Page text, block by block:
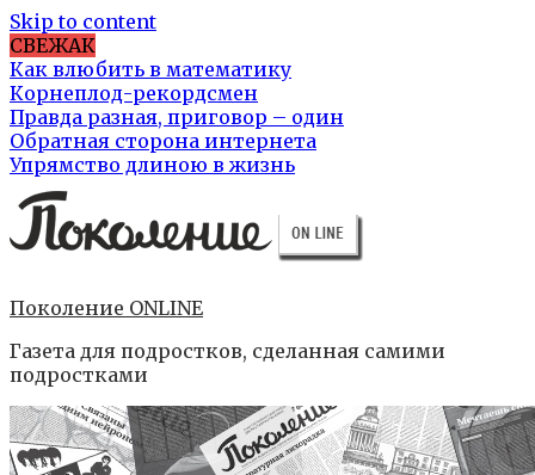
Skip to content
СВЕЖАК
Как влюбить в математику
Корнеплод-рекордсмен
Правда разная, приговор – один
Обратная сторона интернета
Упрямство длиною в жизнь
Поколение ONLINE
Газета для подростков, сделанная самими
подростками